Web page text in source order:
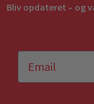
Bliv opdateret – og